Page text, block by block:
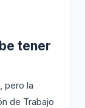
tener
pero la
de Trabajo